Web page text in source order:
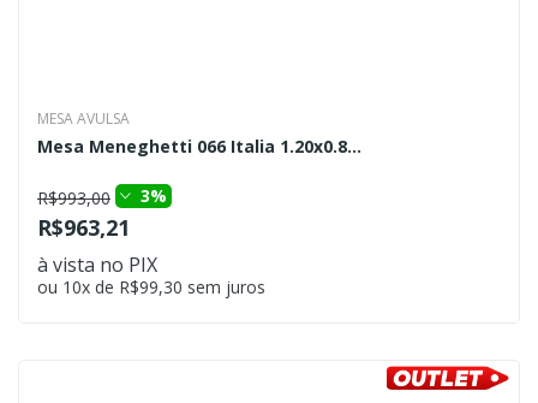
MESA AVULSA
Mesa Meneghetti 066 Italia 1.20x0.8...
R$993,00 3%
R$963,21
à vista no PIX
ou 10x de R$99,30 sem juros